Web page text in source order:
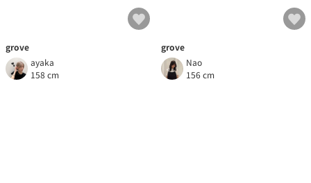
grove
ayaka
158 cm
grove
Nao
156 cm